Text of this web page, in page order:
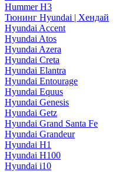
Hummer H3
Тюнинг Hyundai | Хендай
Hyundai Accent
Hyundai Atos
Hyundai Azera
Hyundai Creta
Hyundai Elantra
Hyundai Entourage
Hyundai Equus
Hyundai Genesis
Hyundai Getz
Hyundai Grand Santa Fe
Hyundai Grandeur
Hyundai H1
Hyundai H100
Hyundai i10